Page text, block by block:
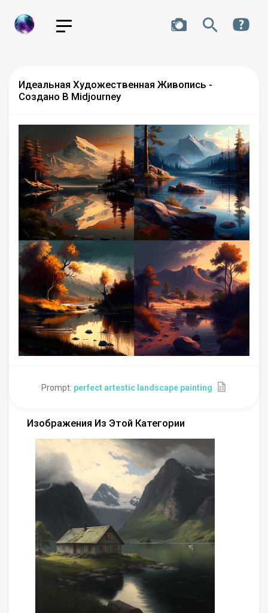
Идеальная Художественная Живопись -
Создано В Midjourney
Prompt: perfect artestic landscape painting
Изображения Из Этой Категории